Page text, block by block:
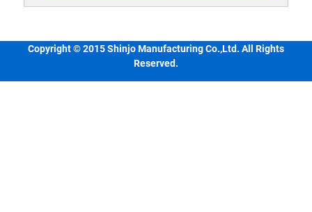
Copyright © 2015 Shinjo Manufacturing Co.,Ltd. All Rights
Reserved.